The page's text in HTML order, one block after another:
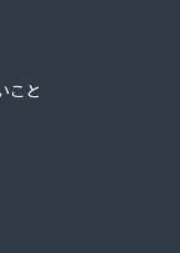
こと